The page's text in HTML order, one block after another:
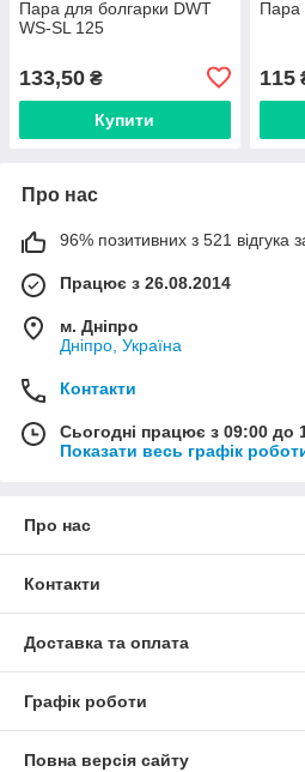
Пара для болгарки DWT
WS-SL 125
133,50 ₴
Купити
Пара
115
Про нас
96% позитивних з 521 відгука
Працює з 26.08.2014
м. Дніпро
Дніпро, Україна
Контакти
Сьогодні працює з 09:00 до
Показати весь графік
Про нас
Контакти
Доставка та оплата
Графік роботи
Повна версія сайту